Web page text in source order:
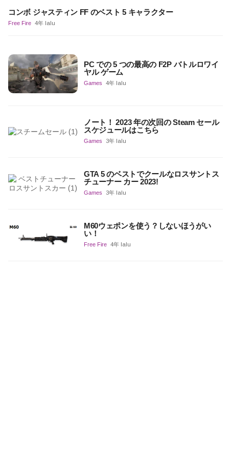
コンボ ジャスティン FF のベスト 5 キャラクター
Free Fire 4年 lalu
PC での 5 つの最高の F2P バトルロワイ
ヤル ゲーム
Games 4年 lalu
ノート！ 2023 年の次回の Steam セール
スケジュールはこちら
Games 3年 lalu
GTA 5 のベストでクールなロスサントス
チューナー カー 2023!
Games 3年 lalu
M60ウェポンを使う？しないほうがい
い！
Free Fire 4年 lalu